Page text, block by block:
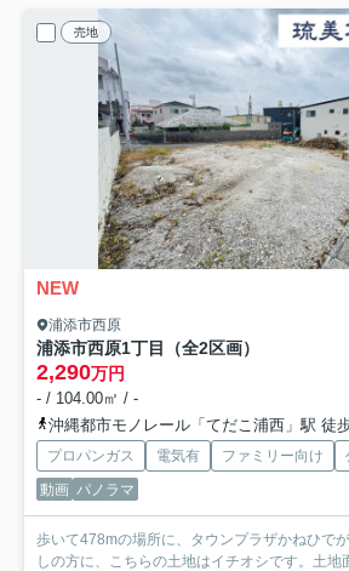
売地
NEW
浦添市西原
浦添市西原1丁目（全2区画）
2,290万円
- / 104.00㎡ / -
沖縄都市モノレール「てだこ浦西」駅 徒
プロパンガス 電気有 ファミリー向け
動画 パノラマ
歩いて478mの場所に、タウンプラザかねひで
しの方に、こちらの土地はイチオシです。土地